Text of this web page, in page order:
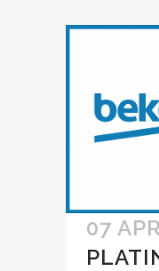
07 APR